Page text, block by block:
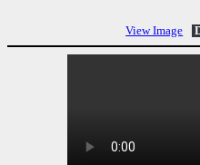
View Image